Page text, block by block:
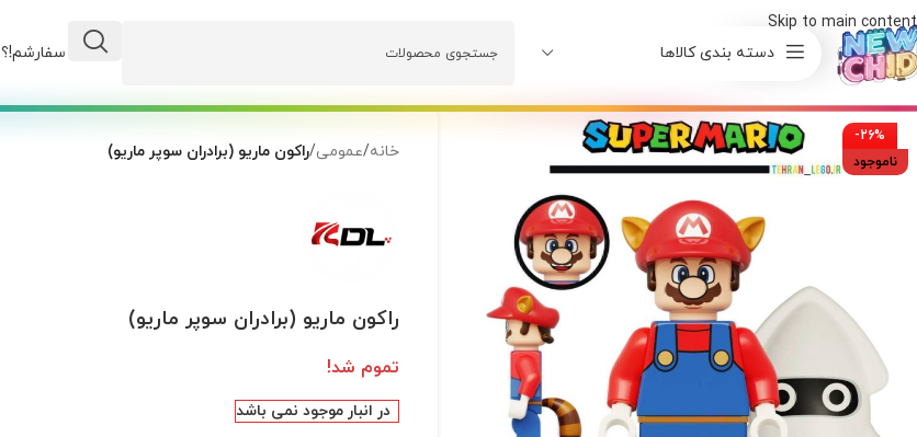
Skip to main content
دسته بندی کالاها
وضعیت سفارشم!؟
-26%
ناموجود
خانه/عمومی/راکون ماریو (برادران سوپر ماریو)
راکون ماریو (برادران سوپر ماریو)
تموم شد!
در انبار موجود نمی باشد